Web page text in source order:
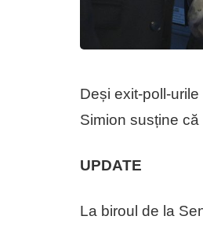
Deși exit-poll-
Simion susține
UPDATE
La biroul de la